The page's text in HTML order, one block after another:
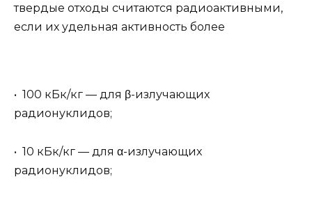
твердые отходы считаются радиоактивными,
если их удельная активность более
• 100 кБк/кг — для β-излучающих
радионуклидов;
• 10 кБк/кг — для α-излучающих
радионуклидов;